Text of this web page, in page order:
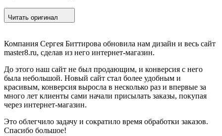
Читать оригинал
Компания Сергея Биттирова обновила нам дизайн и весь сайт
master8.ru, сделав из него интернет-магазин.
До этого наш сайт не был продающим, и конверсия с него
была небольшой. Новый сайт стал более удобным и
красивым, конверсия выросла в несколько раз и впервые за
много лет клиенты сами начали присылать заказы, покупая
через интернет-магазин.
Это облегчило задачу и сократило время обработки заказов.
Спасибо большое!